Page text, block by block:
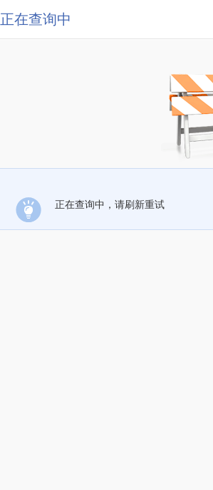
正在查询中
正在查询中，请刷新重试